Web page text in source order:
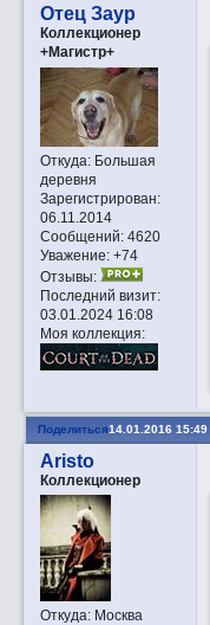
Отец Заур
Коллекционер
+Магистр+
Откуда:Большая
деревня
Зарегистрирован:
06.11.2014
Сообщений:4620
Уважение: +74
Отзывы:
Последний визит:
03.01.2024 16:08
Моя коллекция:
Поделиться14.01.2016 15:49
Aristo
Коллекционер
Откуда:Москва